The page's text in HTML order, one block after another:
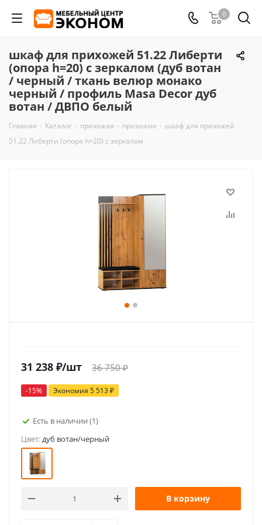
0
шкаф для прихожей 51.22 Либерти
(опора h=20) с зеркалом (дуб вотан
/ черный / ткань велюр монако
черный / профиль Masa Decor дуб
вотан / ДВПО белый
Главная - Каталог - прихожая - прихожие - шкаф для прихожей
51.22 Либерти (опора h=20) с зеркалом
31 238 ₽/шт 36 750₽
-15% Экономия 5 513₽
Есть в наличии (1)
Цвет:дуб вотан/черный
В корзину